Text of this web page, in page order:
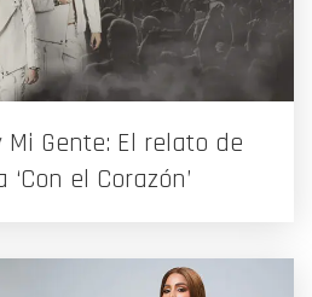
Gente: El relato de
el Corazón’